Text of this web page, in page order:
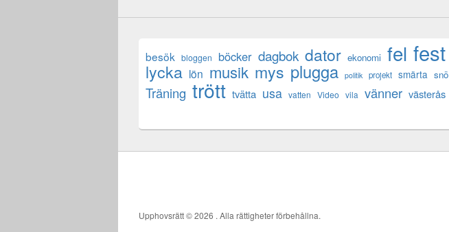
besök bloggen böcker dagbok dator ekonomi fel fest
lycka lön musik mys plugga politik projekt smärta snö
Träning trött tvätta usa vatten Video vila vänner västerås
Upphovsrätt © 2026 . Alla rättigheter förbehållna.